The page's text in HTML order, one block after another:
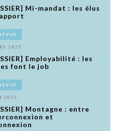
Mi-mandat : les élus
2023
Employabilité : les
font le job
2023
Montagne : entre
et